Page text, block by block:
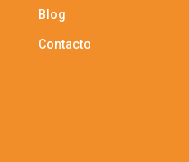
Blog
Contacto